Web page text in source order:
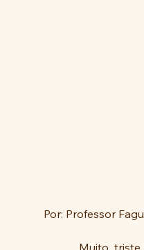
Por: Professor